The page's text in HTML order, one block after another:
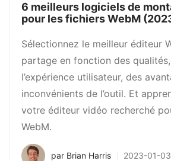
6 meilleurs logiciels de
pour les fichiers WebM
Sélectionnez le meilleur éditeur
partage en fonction des
l’expérience utilisateur, des
inconvénients de l’outil. Et
votre éditeur vidéo recherché
WebM.
par Brian Harris 2023-01-03